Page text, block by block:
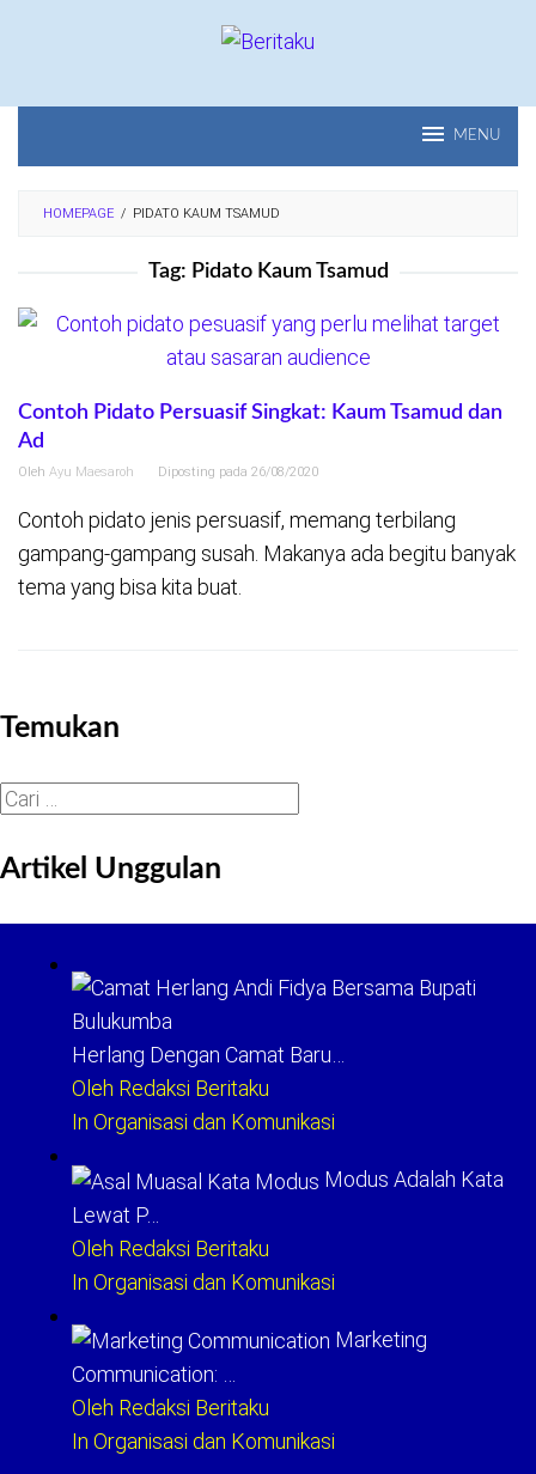
MENU
HOMEPAGE / PIDATO KAUM TSAMUD
Tag: Pidato Kaum Tsamud
Contoh Pidato Persuasif Singkat: Kaum Tsamud dan
Ad
Oleh Ayu Maesaroh Diposting pada 26/08/2020
Contoh pidato jenis persuasif, memang terbilang
gampang-gampang susah. Makanya ada begitu banyak
tema yang bisa kita buat.
Temukan
Cari
Artikel Unggulan
Herlang Dengan Camat Baru…
Oleh Redaksi Beritaku
In Organisasi dan Komunikasi
Modus Adalah Kata
Lewat P…
Oleh Redaksi Beritaku
In Organisasi dan Komunikasi
Marketing
Communication: …
Oleh Redaksi Beritaku
In Organisasi dan Komunikasi